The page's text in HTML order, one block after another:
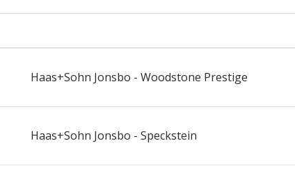
Haas+Sohn Jonsbo - Woodstone Prestige
Haas+Sohn Jonsbo - Speckstein